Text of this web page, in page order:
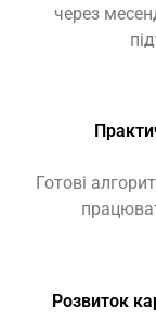
через
Готові
Розвиток